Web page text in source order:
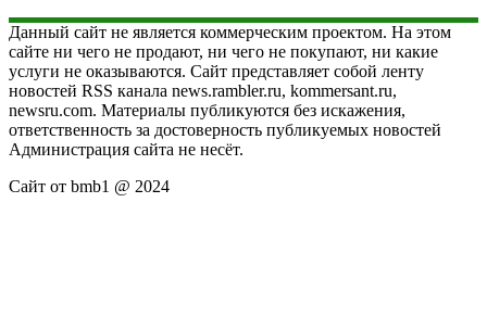
Данный сайт не является коммерческим проектом. На этом
сайте ни чего не продают, ни чего не покупают, ни какие
услуги не оказываются. Сайт представляет собой ленту
новостей RSS канала news.rambler.ru, kommersant.ru,
newsru.com. Материалы публикуются без искажения,
ответственность за достоверность публикуемых новостей
Администрация сайта не несёт.
Сайт от bmb1 @ 2024